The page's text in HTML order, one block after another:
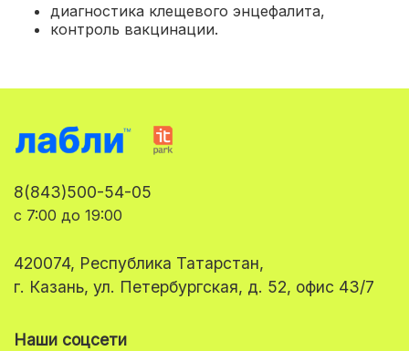
диагностика клещевого энцефалита,
контроль вакцинации.
8(843)500-54-05
с 7:00 до 19:00
420074, Республика Татарстан,
г. Казань, ул. Петербургская, д. 52, офис 43/7
Наши соцсети